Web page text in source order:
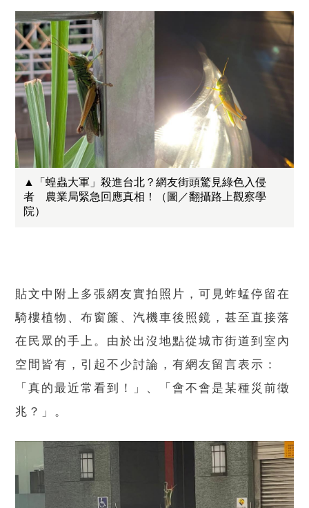
▲「蝗蟲大軍」殺進台北？網友街頭驚見綠色入侵
者 農業局緊急回應真相！（圖／翻攝路上觀察學
院）
貼文中附上多張網友實拍照片，可見蚱蜢停留在
騎樓植物、布窗簾、汽機車後照鏡，甚至直接落
在民眾的手上。由於出沒地點從城市街道到室內
空間皆有，引起不少討論，有網友留言表示：
「真的最近常看到！」、「會不會是某種災前徵
兆？」。